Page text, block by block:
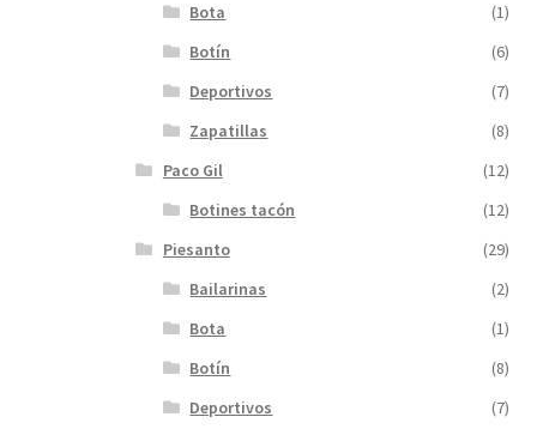
Bota
(1)
Botín
(6)
Deportivos
(7)
Zapatillas
(8)
Paco Gil
(12)
Botines tacón
(12)
Piesanto
(29)
Bailarinas
(2)
Bota
(1)
Botín
(8)
Deportivos
(7)